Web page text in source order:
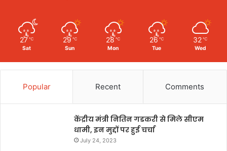
27 ℃
Sat
29 ℃
Sun
28 ℃
Mon
26 ℃
Tue
32 ℃
Wed
Popular Recent Comments
केंद्रीय मंत्री नितिन गडकरी से मिले सीएम
धामी, इन मुद्दों पर हुई चर्चा
July 24, 2023